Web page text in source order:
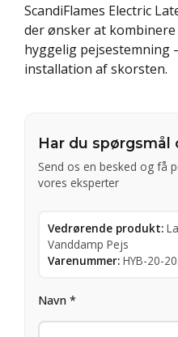
ScandiFlames Electric
der ønsker at
hyggelig pejsestemning
installation af skorsten.
Har du
Send os en besked og få
vores eksperter
Vedrørende produkt:
Vanddamp Pejs
Varenummer: HYB-20-
Navn *